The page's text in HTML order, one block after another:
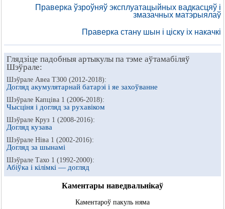
Праверка ўзроўняў эксплуатацыйных вадкасцяў і
змазачных матэрыялаў
Праверка стану шын і ціску іх накачкі
Глядзіце падобныя артыкулы па тэме аўтамабіляў
Шэўрале:
Шэўрале Авеа Т300 (2012-2018):
Догляд акумулятарнай батарэі і яе захоўванне
Шэўрале Капціва 1 (2006-2018):
Чысціня і догляд за рухавіком
Шэўрале Круз 1 (2008-2016):
Догляд кузава
Шэўрале Ніва 1 (2002-2016):
Догляд за шынамі
Шэўрале Тахо 1 (1992-2000):
Абіўка і кілімкі — догляд
Каментары наведвальнікаў
Каментароў пакуль няма